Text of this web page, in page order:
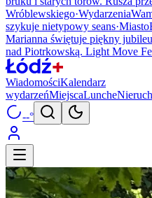
Wróblewskiego·Wydarzenia
szykuje nietypowy seans·Miasto
Marianna świętuje piękny
nad Piotrkowską. Light Move
WiadomościKalendarz
wydarzeńMiejscaLunche
--°